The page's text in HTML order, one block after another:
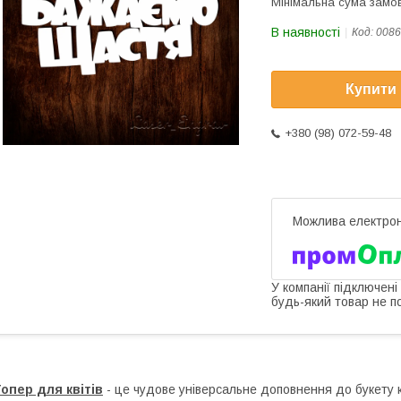
В наявності Код:
Купити
+380 (98) 072-59-48
У компанії
будь-який товар не
для квітів - це чудове універсальне доповнення до букету